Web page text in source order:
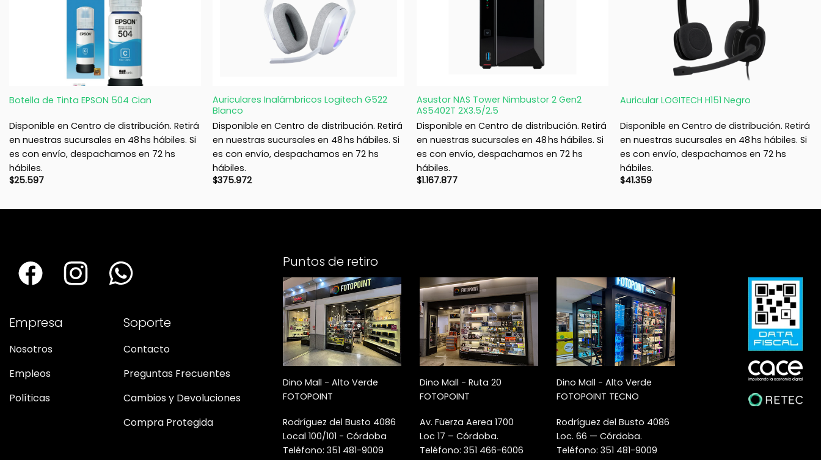
Botella de Tinta EPSON 504 Cian
Disponible en Centro de distribución. Retirá
en nuestras sucursales en 48 hs hábiles. Si
es con envío, despachamos en 72 hs
hábiles.
$25.597
Auriculares Inalámbricos Logitech G522
Blanco
Disponible en Centro de distribución. Retirá
en nuestras sucursales en 48 hs hábiles. Si
es con envío, despachamos en 72 hs
hábiles.
$375.972
Asustor NAS Tower Nimbustor 2 Gen2
AS5402T 2X3.5/2.5
Disponible en Centro de distribución. Retirá
en nuestras sucursales en 48 hs hábiles. Si
es con envío, despachamos en 72 hs
hábiles.
$1.167.877
Auricular LOGITECH H151 Negro
Disponible en Centro de distribución. Retirá
en nuestras sucursales en 48 hs hábiles. Si
es con envío, despachamos en 72 hs
hábiles.
$41.359
Empresa
Nosotros
Empleos
Políticas
Soporte
Contacto
Preguntas Frecuentes
Cambios y Devoluciones
Compra Protegida
Puntos de retiro
Dino Mall - Alto Verde
FOTOPOINT
Rodríguez del Busto 4086
Local 100/101 - Córdoba
Teléfono: 351 481-9009
Dino Mall - Ruta 20
FOTOPOINT
Av. Fuerza Aerea 1700
Loc 17 – Córdoba.
Teléfono: 351 466-6006
Dino Mall - Alto Verde
FOTOPOINT TECNO
Rodríguez del Busto 4086
Loc. 66 — Córdoba.
Teléfono: 351 481-9009